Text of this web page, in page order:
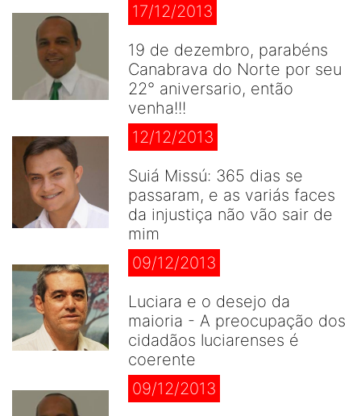
17/12/2013
19 de dezembro, parabéns
Canabrava do Norte por seu
22° aniversario, então
venha!!!
12/12/2013
Suiá Missú: 365 dias se
passaram, e as variás faces
da injustiça não vão sair de
mim
09/12/2013
Luciara e o desejo da
maioria - A preocupação dos
cidadãos luciarenses é
coerente
09/12/2013